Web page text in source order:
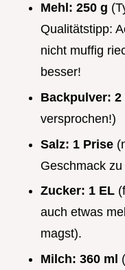
Mehl: 250 g
Qualitätstipp:
nicht muffig
besser!
Backpulver: 2
versprochen!)
Salz: 1 Prise
Geschmack
Zucker: 1 EL
auch etwas
magst).
Milch: 360 ml